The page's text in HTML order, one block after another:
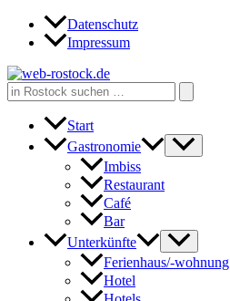
Zum
Inhalt
Datenschutz
Impressum
Search
for:
Start
Gastronomie
Imbiss
Restaurant
Café
Bar
Unterkünfte
Ferienhaus/-wohnung
Hotel